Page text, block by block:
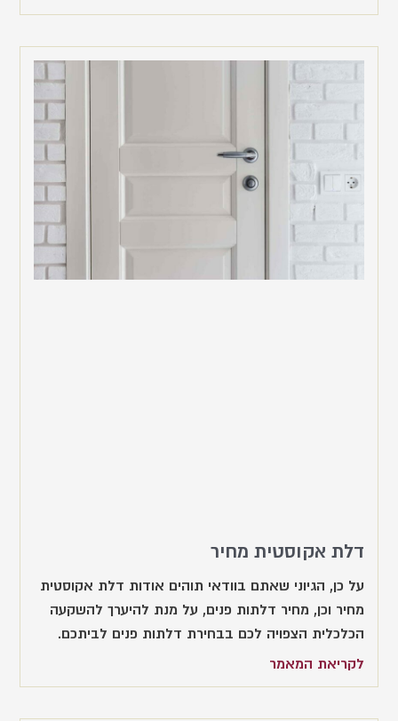
דלת אקוסטית מחיר
על כן, הגיוני שאתם בוודאי תוהים אודות דלת אקוסטית
מחיר וכן, מחיר דלתות פנים, על מנת להיערך להשקעה
הכלכלית הצפויה לכם בבחירת דלתות פנים לביתכם.
לקריאת המאמר